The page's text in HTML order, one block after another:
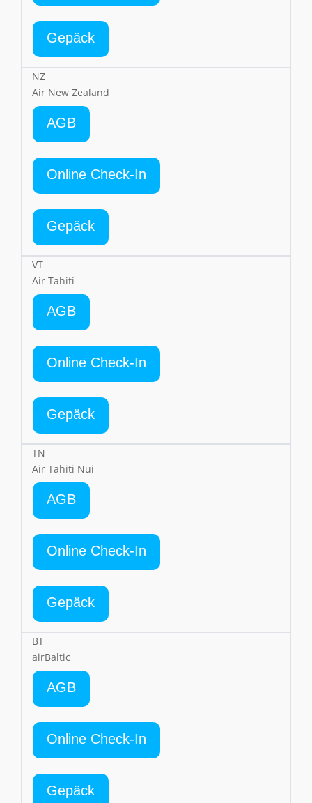
Gepäck
NZ
Air New Zealand
AGB
Online Check-In
Gepäck
VT
Air Tahiti
AGB
Online Check-In
Gepäck
TN
Air Tahiti Nui
AGB
Online Check-In
Gepäck
BT
airBaltic
AGB
Online Check-In
Gepäck